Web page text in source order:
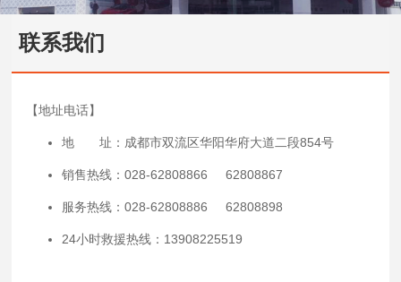
联系我们
【地址电话】
地 址：成都市双流区华阳华府大道二段854号
销售热线：028-62808866 62808867
服务热线：028-62808886 62808898
24小时救援热线：13908225519